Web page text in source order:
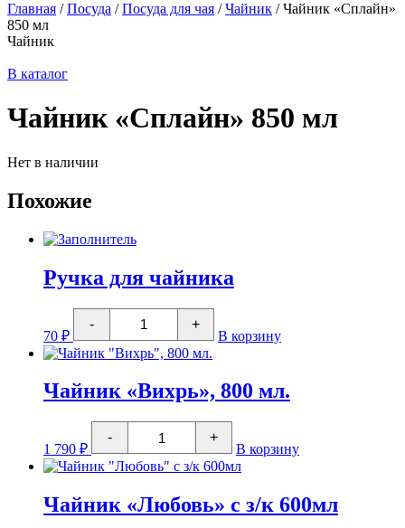
Главная /Посуда /Посуда для чая /Чайник /Чайник «Сплайн»
850 мл
Чайник
В каталог
Чайник «Сплайн» 850 мл
Нет в наличии
Похожие
Ручка для чайника
70 ₽
-
Количество
товара
Ручка
для
+
В корзину
Чайник «Вихрь», 800 мл.
1 790 ₽
-
Количество
товара
Чайник
"Вихрь",
мл.
+
В корзину
Чайник «Любовь» с з/к 600мл